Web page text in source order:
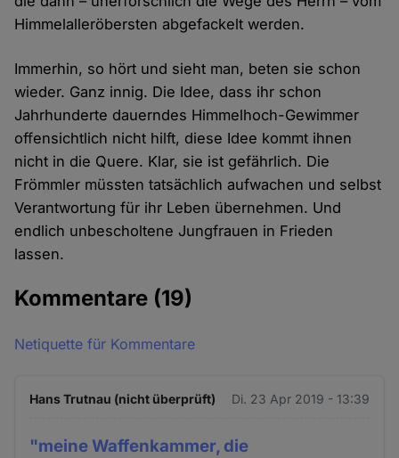
Himmelalleröbersten abgefackelt werden.
Immerhin, so hört und sieht man, beten sie schon
wieder. Ganz innig. Die Idee, dass ihr schon
Jahrhunderte dauerndes Himmelhoch-Gewimmer
offensichtlich nicht hilft, diese Idee kommt ihnen
nicht in die Quere. Klar, sie ist gefährlich. Die
Frömmler müssten tatsächlich aufwachen und selbst
Verantwortung für ihr Leben übernehmen. Und
endlich unbescholtene Jungfrauen in Frieden
lassen.
Kommentare (19)
Netiquette für Kommentare
Hans Trutnau (nicht überprüft) Di. 23 Apr 2019 - 13:39
"meine Waffenkammer, die